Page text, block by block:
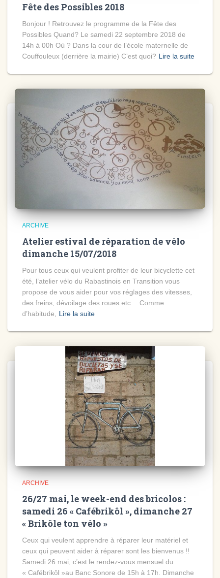
Fête des Possibles 2018
Bonjour ! Retrouvez le programme de la Fête des
Possibles Quand? Le samedi 22 septembre 2018 de
14h à 00h Où ? Dans la cour de l’école maternelle de
Couffouleux (derrière la mairie) C’est quoi? Lire la suite
ARCHIVE
Atelier estival de réparation de vélo
dimanche 15/07/2018
Pour tous ceux qui veulent profiter de leur bicyclette cet
été, l’atelier vélo du Rabastinois en Transition vous
propose de vous aider pour vos réglages des vitesses,
des freins, dévoilage des roues etc… Comme
d’habitude,
Lire la suite
ARCHIVE
26/27 mai, le week-end des bricolos :
samedi 26 « Cafébrikôl », dimanche 27
« Brikôle ton vélo »
Ceux qui veulent apprendre à réparer leur matériel et
ceux qui peuvent aider à réparer sont les bienvenus !!
Samedi 26 mai, c’est le rendez-vous mensuel du
« Cafébrikôl »au Banc Sonore de 15h à 17h. Dimanche